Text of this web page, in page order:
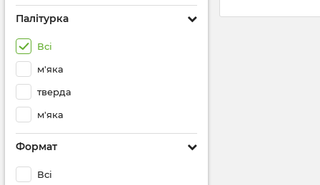
Палітурка
Всі
м'яка
тверда
м'яка
Формат
Всі